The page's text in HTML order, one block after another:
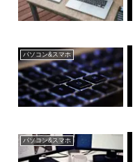
パソコン&スマホ
パソコン&スマホ